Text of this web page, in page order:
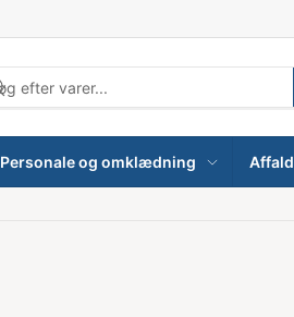
Personale og omklædning